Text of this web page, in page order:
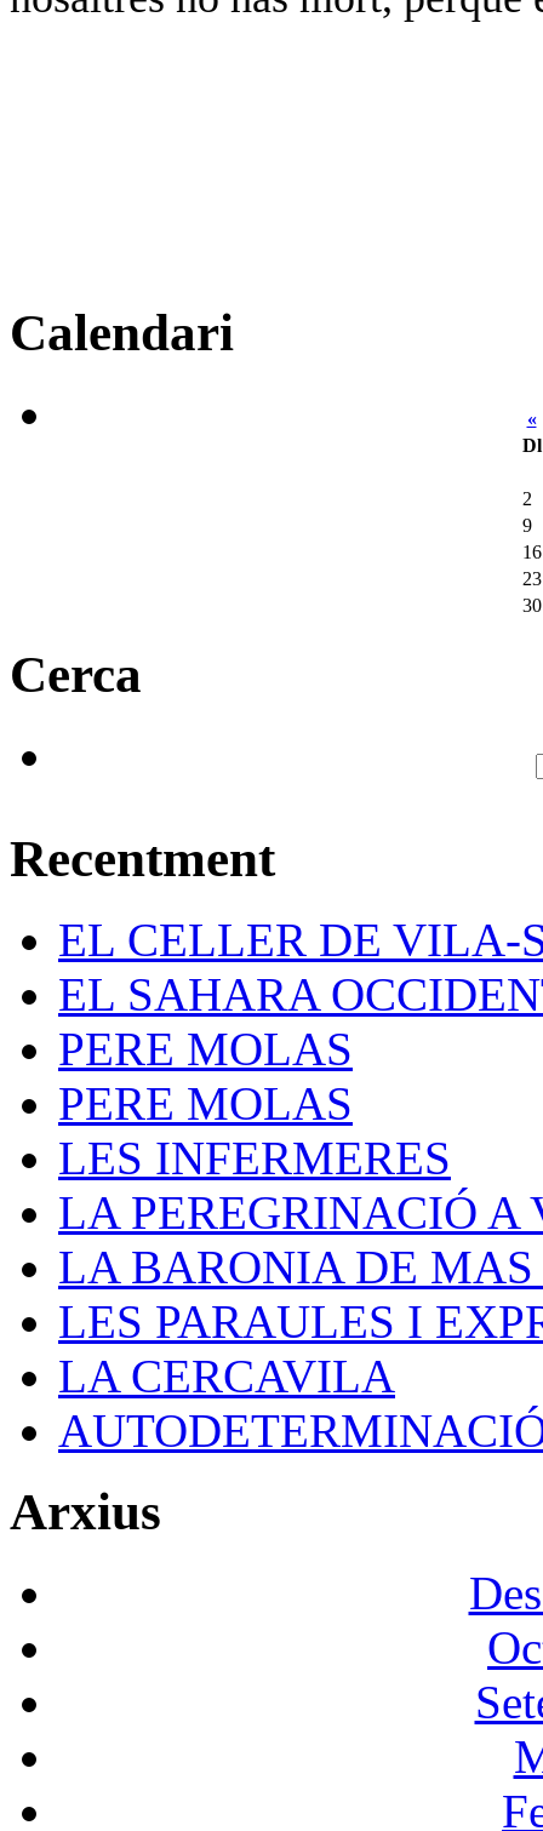
Calendari
«
Dl
2
9
16
23
30
Cerca
Recentment
EL CELLER DE VILA-
EL SAHARA
PERE MOLAS
PERE MOLAS
LES INFERMERES
LA PEREGRINACIÓ A
LA BARONIA DE
LES PARAULES I
LA CERCAVILA
Arxius